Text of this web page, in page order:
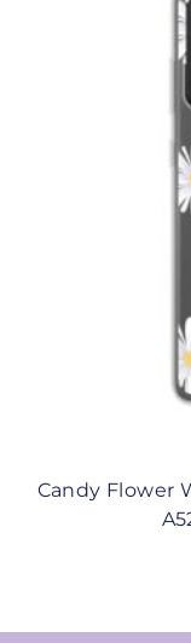
Candy Flower